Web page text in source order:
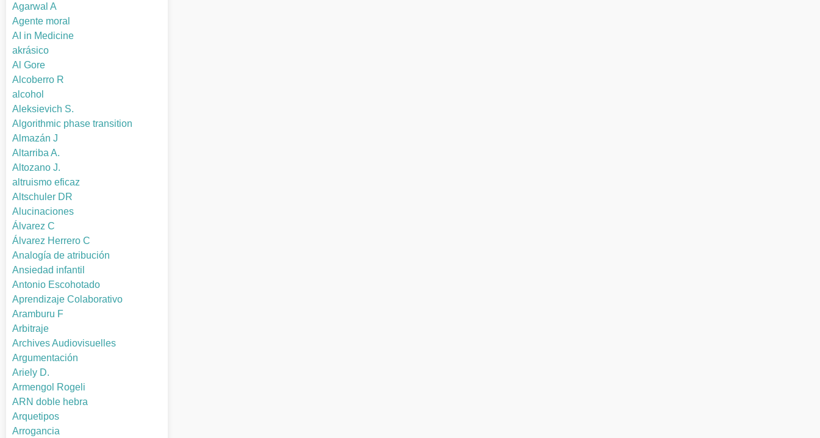
Agarwal A
Agente moral
AI in Medicine
akrásico
Al Gore
Alcoberro R
alcohol
Aleksievich S.
Algorithmic phase transition
Almazán J
Altarriba A.
Altozano J.
altruismo eficaz
Altschuler DR
Alucinaciones
Álvarez C
Álvarez Herrero C
Analogía de atribución
Ansiedad infantil
Antonio Escohotado
Aprendizaje Colaborativo
Aramburu F
Arbitraje
Archives Audiovisuelles
Argumentación
Ariely D.
Armengol Rogeli
ARN doble hebra
Arquetipos
Arrogancia